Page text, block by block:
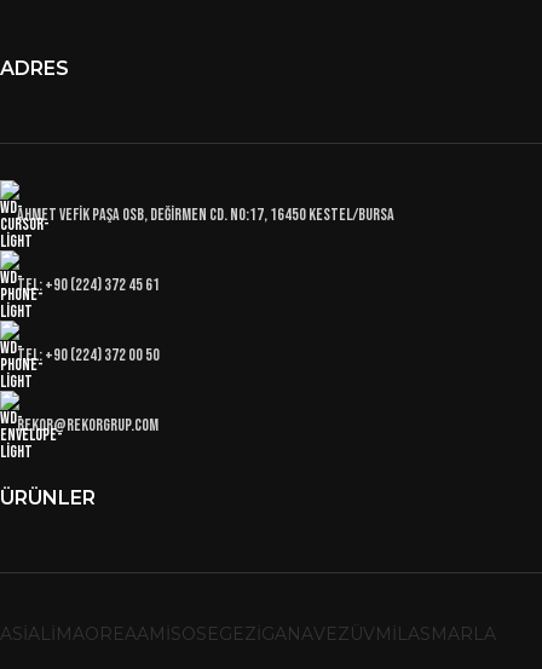
ADRES
Ahmet Vefik Paşa OSB, Değirmen Cd. No:17, 16450 Kestel/Bursa
Tel: +90 (224) 372 45 61
Tel: +90 (224) 372 00 50
rekor@rekorgrup.com
ÜRÜNLER
ASIALIMAOREAAMISOSEGEZIGANAVEZÜVMILASMARLA